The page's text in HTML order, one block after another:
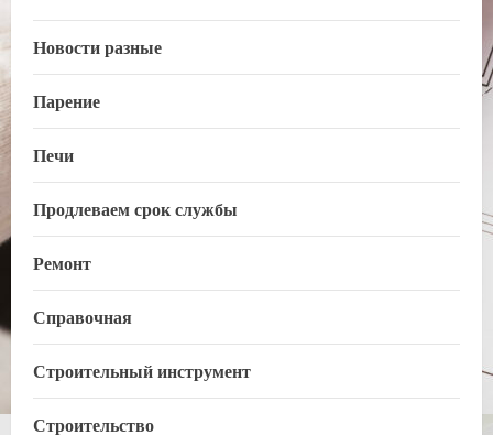
Новости разные
Парение
Печи
Продлеваем срок службы
Ремонт
Справочная
Строительный инструмент
Строительство